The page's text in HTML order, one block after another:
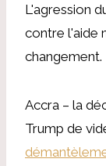
L'agression
contre l'aide
changement.
Accra – la
Trump de